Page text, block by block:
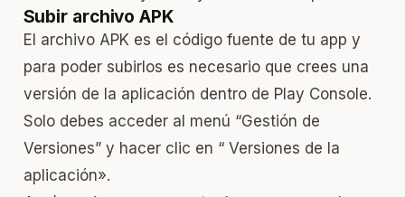
Subir archivo APK
El archivo APK es el código fuente de tu app y
para poder subirlos es necesario que crees una
versión de la aplicación dentro de Play Console.
Solo debes acceder al menú “Gestión de
Versiones” y hacer clic en “ Versiones de la
aplicación».